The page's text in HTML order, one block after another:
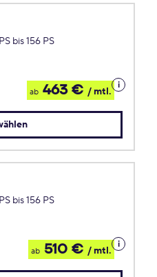
bis 156 PS
ab 463 € / mtl.
Details
zum
bis 156 PS
ab 510 € / mtl.
Details
zum